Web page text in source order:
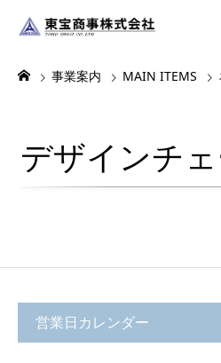
事業案内 MAIN ITEMS
デザインチ
営業日カレンダー